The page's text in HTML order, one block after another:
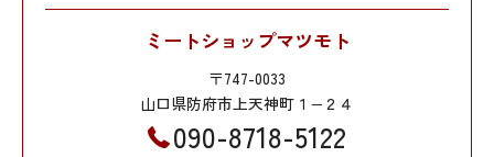
ミートショップマツモト
〒747-0033
山口県防府市上天神町１−２４
090-8718-5122